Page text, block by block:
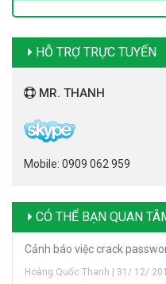
HỖ TRỢ TRỰC TUYẾN
MR. THANH
Mobile: 0909 062 959
CÓ THỂ BẠN QUAN
Cảnh báo việc crack
Hoàng Quốc Thanh | 31/ 12/